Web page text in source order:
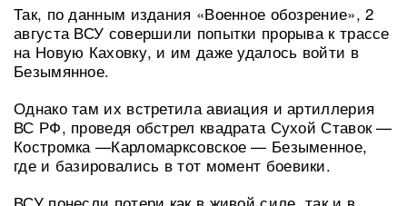
Так, по данным издания «Военное обозрение», 2
августа ВСУ совершили попытки прорыва к трассе
на Новую Каховку, и им даже удалось войти в
Безымянное.
Однако там их встретила авиация и артиллерия
ВС РФ, проведя обстрел квадрата Сухой Ставок —
Костромка —Карломарксовское — Безыменное,
где и базировались в тот момент боевики.
ВСУ понесли потери как в живой силе, так и в